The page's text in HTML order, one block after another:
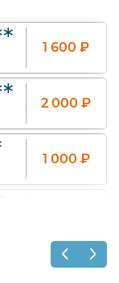
1 600 ₽
2 000 ₽
1 000 ₽
600₽